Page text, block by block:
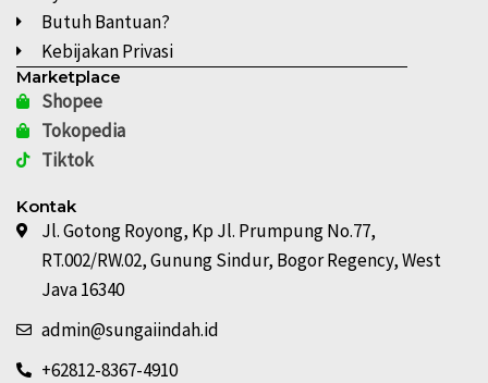
Butuh Bantuan?
Kebijakan Privasi
Marketplace
Shopee
Tokopedia
Tiktok
Kontak
Jl. Gotong Royong, Kp Jl. Prumpung No.77,
RT.002/RW.02, Gunung Sindur, Bogor Regency, West
Java 16340
admin@sungaiindah.id
+62812-8367-4910